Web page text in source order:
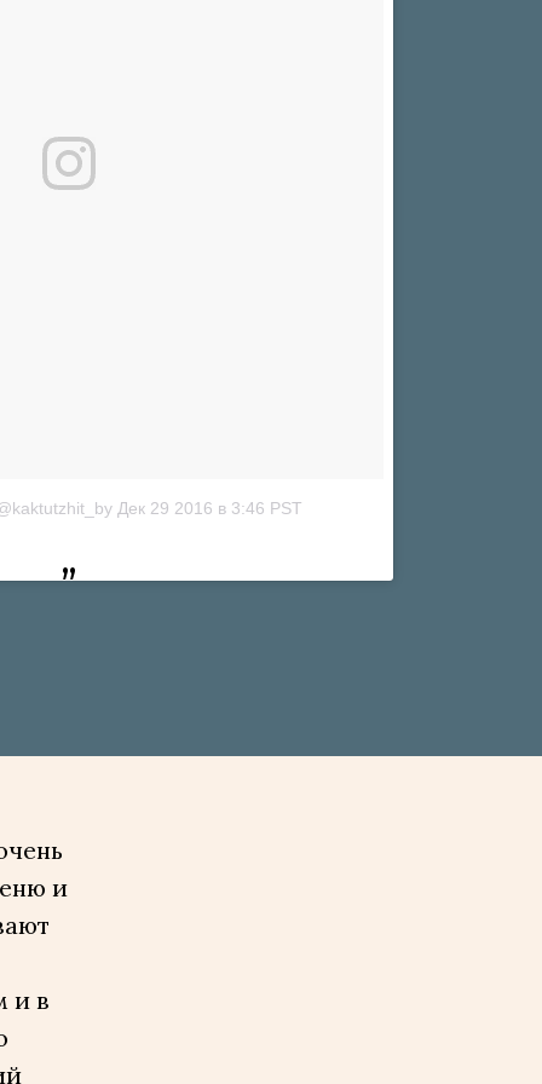
Дек 29 2016 в 3:46 PST
и
и в